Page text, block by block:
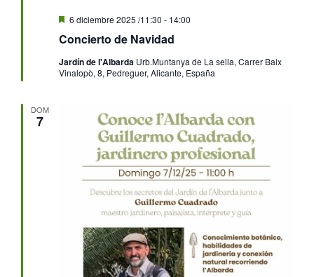
Concierto de Navidad
Destacado
6 diciembre 2025 /11:30 - 14:00
Jardín de l'Albarda Urb.Muntanya de La sella, Carrer Baix
Vinalopò, 8, Pedreguer, Alicante, España
DOM
7